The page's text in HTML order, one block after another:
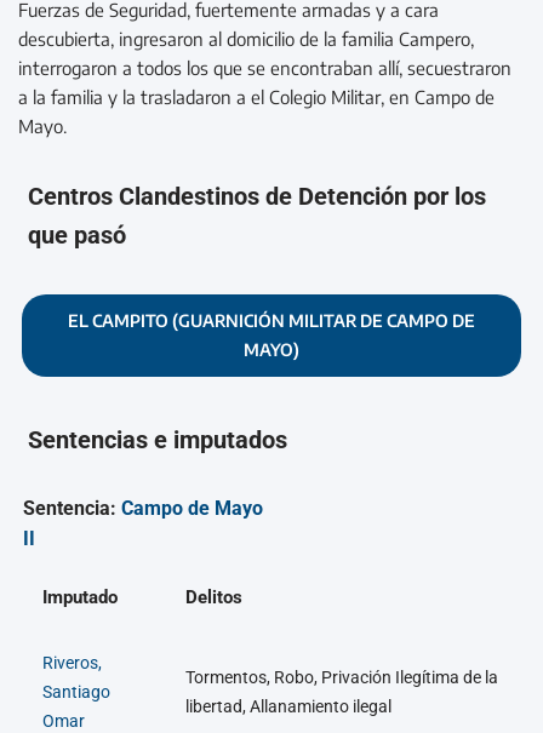
Fuerzas de Seguridad, fuertemente armadas y a cara
descubierta, ingresaron al domicilio de la familia Campero,
interrogaron a todos los que se encontraban allí, secuestraron
a la familia y la trasladaron a el Colegio Militar, en Campo de
Mayo.
Centros Clandestinos de Detención por los
que pasó
EL CAMPITO (GUARNICIÓN MILITAR DE CAMPO DE
MAYO)
Sentencias e imputados
Sentencia:Campo de Mayo
II
Imputado Delitos
Riveros,
Santiago
Omar
Tormentos, Robo, Privación Ilegítima de la
libertad, Allanamiento ilegal